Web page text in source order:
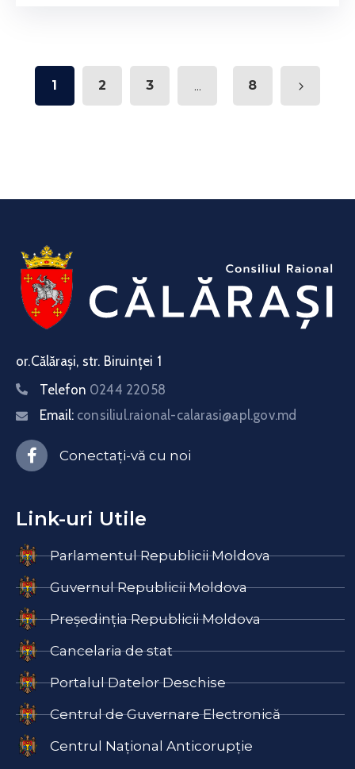
1 2 3 ... 8
or.Călărași, str. Biruinței 1
Telefon 0244 22058
Email: consiliul.raional-calarasi@apl.gov.md
Conectați-vă cu noi
Link-uri Utile
Parlamentul Republicii Moldova
Guvernul Republicii Moldova
Președinția Republicii Moldova
Cancelaria de stat
Portalul Datelor Deschise
Centrul de Guvernare Electronică
Centrul Național Anticorupție